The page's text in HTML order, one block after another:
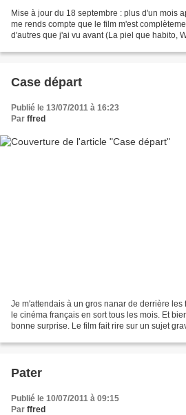
Mise à jour du 18 septembre : plus d'un mois
me rends compte que le film m'est
d'autres que j'ai vu avant (La piel que habito,
Case départ
Publié le 13/07/2011 à 16:23
Par ffred
Je m'attendais à un gros nanar de derrière
le cinéma français en sort tous les mois. Et
bonne surprise. Le film fait rire sur un sujet
Pater
Publié le 10/07/2011 à 09:15
Par ffred